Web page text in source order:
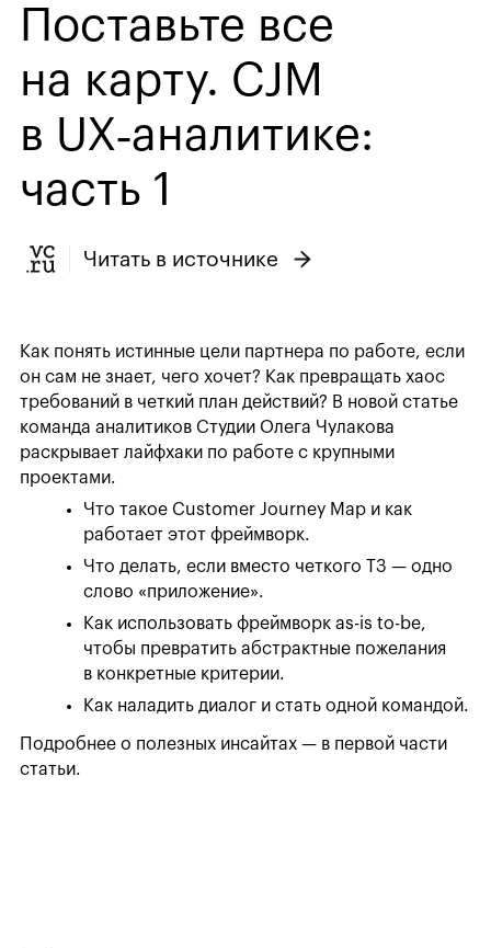
Поставьте все
на карту. CJM
в UX‑аналитике:
часть 1
Читать в источнике
Как понять истинные цели партнера по работе, если
он сам не знает, чего хочет? Как превращать хаос
требований в четкий план действий? В новой статье
команда аналитиков Студии Олега Чулакова
раскрывает лайфхаки по работе с крупными
проектами.
Что такое Customer Journey Map и как
работает этот фреймворк.
Что делать, если вместо четкого ТЗ — одно
слово «приложение».
Как использовать фреймворк as-is to-be,
чтобы превратить абстрактные пожелания
в конкретные критерии.
Как наладить диалог и стать одной командой.
Подробнее о полезных инсайтах — в первой части
статьи.